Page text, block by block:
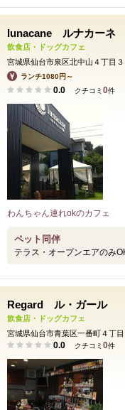
lunacane ルナカーネ
飲食店・ドッグカフェ
宮城県仙台市泉区北中山４丁目３
ランチ1080円～
0.0 クチコミ 0件
わんちゃん連れokのカフェ
ペット同伴
テラス・オープンエアのみ
Regard ル・ガール
飲食店・ドッグカフェ
宮城県仙台市青葉区一番町４丁
0.0 クチコミ 0件